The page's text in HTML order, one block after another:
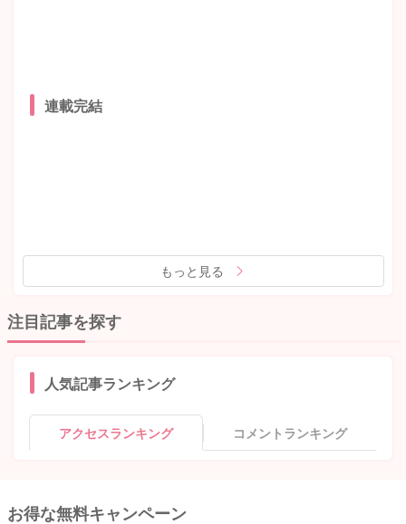
連載完結
もっと見る
注目記事を探す
人気記事ランキング
アクセスランキング コメントランキング
お得な無料キャンペーン